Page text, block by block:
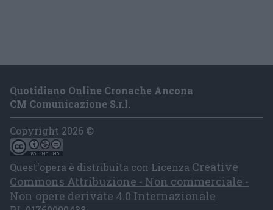
Quotidiano Online Cronache Ancona
CM Comunicazione S.r.l.
Copyright 2026 ©
Quest'opera è distribuita con Licenza Creative
Commons Attribuzione - Non commerciale -
Non opere derivate 4.0 Internazionale